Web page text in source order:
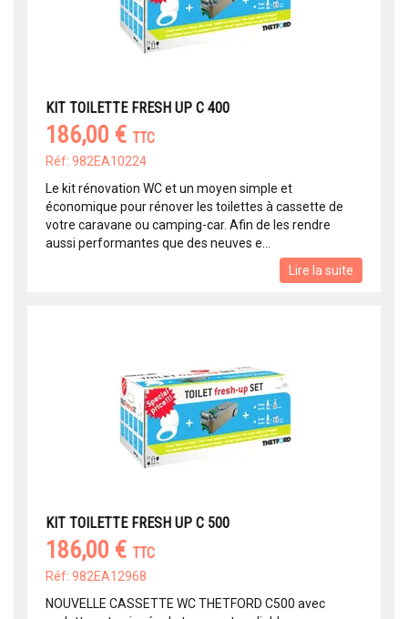
KIT TOILETTE FRESH UP C 400
186,00 € TTC
Réf: 982EA10224
Le kit rénovation WC et un moyen simple et
économique pour rénover les toilettes à cassette de
votre caravane ou camping-car. Afin de les rendre
aussi performantes que des neuves e...
Lire la suite
KIT TOILETTE FRESH UP C 500
186,00 € TTC
Réf: 982EA12968
NOUVELLE CASSETTE WC THETFORD C500 avec